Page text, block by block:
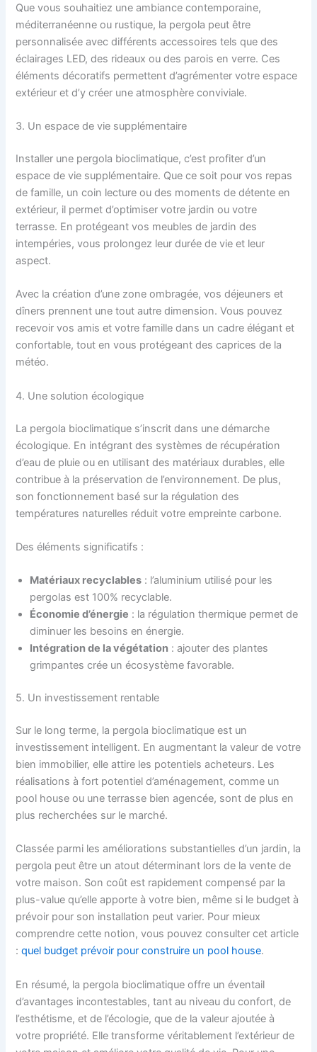
Que vous souhaitiez une ambiance contemporaine,
méditerranéenne ou rustique, la pergola peut être
personnalisée avec différents accessoires tels que des
éclairages LED, des rideaux ou des parois en verre. Ces
éléments décoratifs permettent d’agrémenter votre espace
extérieur et d’y créer une atmosphère conviviale.
3. Un espace de vie supplémentaire
Installer une pergola bioclimatique, c’est profiter d’un
espace de vie supplémentaire. Que ce soit pour vos repas
de famille, un coin lecture ou des moments de détente en
extérieur, il permet d’optimiser votre jardin ou votre
terrasse. En protégeant vos meubles de jardin des
intempéries, vous prolongez leur durée de vie et leur
aspect.
Avec la création d’une zone ombragée, vos déjeuners et
dîners prennent une tout autre dimension. Vous pouvez
recevoir vos amis et votre famille dans un cadre élégant et
confortable, tout en vous protégeant des caprices de la
météo.
4. Une solution écologique
La pergola bioclimatique s’inscrit dans une démarche
écologique. En intégrant des systèmes de récupération
d’eau de pluie ou en utilisant des matériaux durables, elle
contribue à la préservation de l’environnement. De plus,
son fonctionnement basé sur la régulation des
températures naturelles réduit votre empreinte carbone.
Des éléments significatifs :
Matériaux recyclables : l’aluminium utilisé pour les
pergolas est 100% recyclable.
Économie d’énergie : la régulation thermique permet de
diminuer les besoins en énergie.
Intégration de la végétation : ajouter des plantes
grimpantes crée un écosystème favorable.
5. Un investissement rentable
Sur le long terme, la pergola bioclimatique est un
investissement intelligent. En augmentant la valeur de votre
bien immobilier, elle attire les potentiels acheteurs. Les
réalisations à fort potentiel d’aménagement, comme un
pool house ou une terrasse bien agencée, sont de plus en
plus recherchées sur le marché.
Classée parmi les améliorations substantielles d’un jardin, la
pergola peut être un atout déterminant lors de la vente de
votre maison. Son coût est rapidement compensé par la
plus-value qu’elle apporte à votre bien, même si le budget à
prévoir pour son installation peut varier. Pour mieux
comprendre cette notion, vous pouvez consulter cet article
:quel budget prévoir pour construire un pool house.
En résumé, la pergola bioclimatique offre un éventail
d’avantages incontestables, tant au niveau du confort, de
l’esthétisme, et de l’écologie, que de la valeur ajoutée à
votre propriété. Elle transforme véritablement l’extérieur de